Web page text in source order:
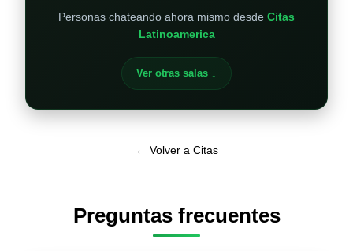
Personas chateando ahora mismo desde Citas
Latinoamerica
Ver otras salas ↓
← Volver a Citas
Preguntas frecuentes